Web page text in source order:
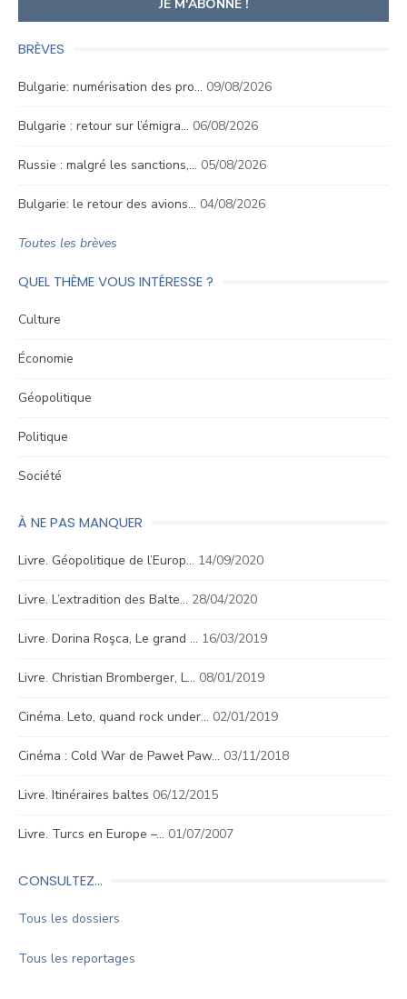
BRÈVES
Bulgarie: numérisation des pro… 09/08/2026
Bulgarie : retour sur l’émigra… 06/08/2026
Russie : malgré les sanctions,… 05/08/2026
Bulgarie: le retour des avions… 04/08/2026
Toutes les brèves
QUEL THÈME VOUS INTÉRESSE ?
Culture
Économie
Géopolitique
Politique
Société
À NE PAS MANQUER
Livre. Géopolitique de l’Europ… 14/09/2020
Livre. L’extradition des Balte… 28/04/2020
Livre. Dorina Roşca, Le grand … 16/03/2019
Livre. Christian Bromberger, L… 08/01/2019
Cinéma. Leto, quand rock under… 02/01/2019
Cinéma : Cold War de Paweł Paw… 03/11/2018
Livre. Itinéraires baltes 06/12/2015
Livre. Turcs en Europe –… 01/07/2007
CONSULTEZ…
Tous les dossiers
Tous les reportages